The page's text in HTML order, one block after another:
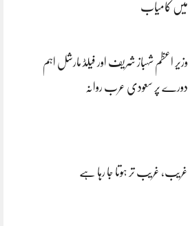
میں کامیاب
وزیر اعظم شہباز شریف اور فیلڈ مارشل اہم
دورے پر سعودی عرب روانہ
غریب، غریب تر ہوتا جا رہا ہے